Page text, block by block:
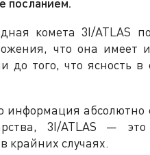
комета 3I/ATLAS
что она имеет
до того, что ясность
информация
3I/ATLAS —
крайних случаях.